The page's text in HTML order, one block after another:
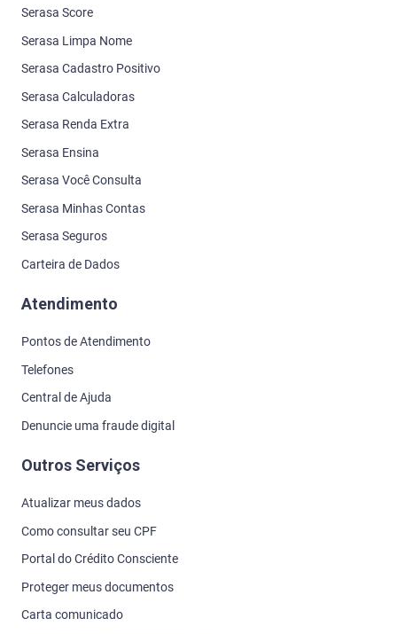
Serasa Score
Serasa Limpa Nome
Serasa Cadastro Positivo
Serasa Calculadoras
Serasa Renda Extra
Serasa Ensina
Serasa Você Consulta
Serasa Minhas Contas
Serasa Seguros
Carteira de Dados
Atendimento
Pontos de Atendimento
Telefones
Central de Ajuda
Denuncie uma fraude digital
Outros Serviços
Atualizar meus dados
Como consultar seu CPF
Portal do Crédito Consciente
Proteger meus documentos
Carta comunicado